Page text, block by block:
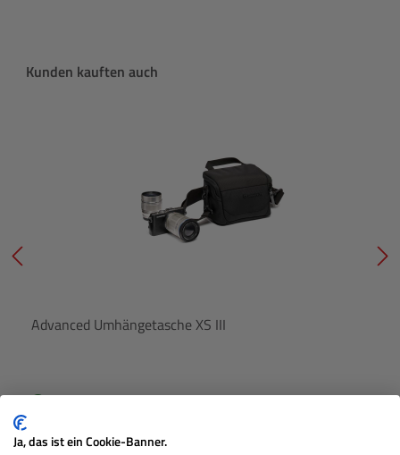
Produktgalerie überspringen
Kunden kauften auch
Advanced Umhängetasche XS III
Lagernd
Ja, das ist ein Cookie-Banner.